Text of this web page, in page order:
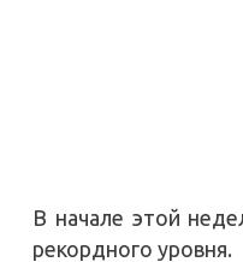
В начале этой
рекордного уровня.